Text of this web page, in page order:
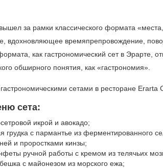
за рамки классического формата
вдохновляющее времяпрепровождение,
как гастрономический сет в Эрарте,
обширного понятия, как «гастрономия».
сетами в ресторане Erarta
сета:
икрой и авокадо;
грудка с пармантье из ферментированного
и проростками кинзы;
ручной работы с кремом из телячьих
с майонезом из морского ежа;